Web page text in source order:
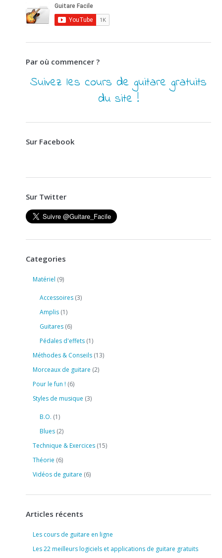
Par où commencer ?
Suivez les cours de guitare gratuits
du site !
Sur Facebook
Sur Twitter
Categories
Matériel (9)
Accessoires (3)
Amplis (1)
Guitares (6)
Pédales d'effets (1)
Méthodes & Conseils (13)
Morceaux de guitare (2)
Pour le fun ! (6)
Styles de musique (3)
B.O. (1)
Blues (2)
Technique & Exercices (15)
Théorie (6)
Vidéos de guitare (6)
Articles récents
Les cours de guitare en ligne
Les 22 meilleurs logiciels et applications de guitare gratuits